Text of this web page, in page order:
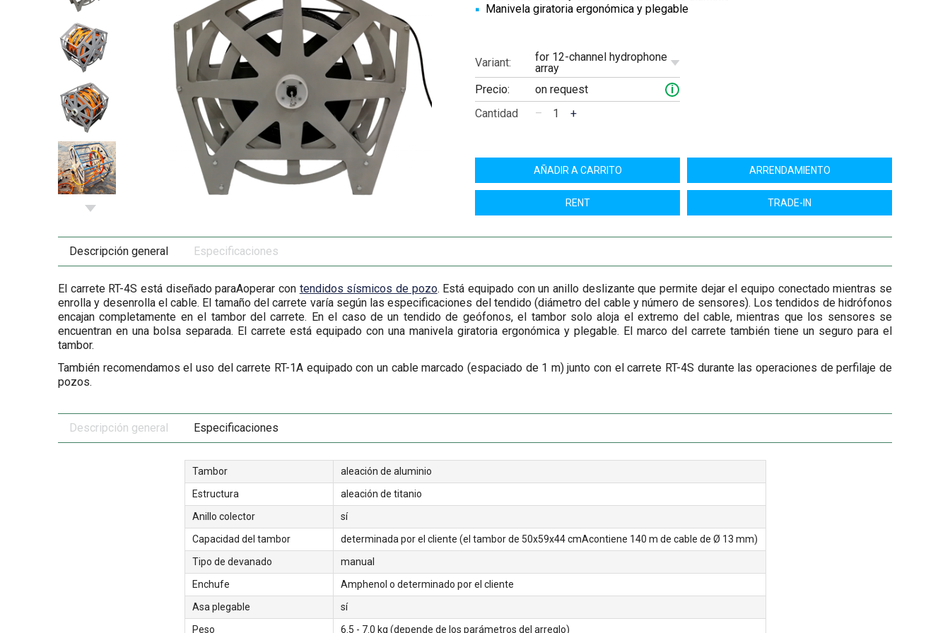
Manivela giratoria ergonómica y plegable
Variant:
for 12-channel hydrophone
array
Precio:
on request
i
Cantidad
– +
AÑADIR A CARRITO ARRENDAMIENTO
RENT TRADE-IN
Descripción general Especificaciones
El carrete RT-4S está diseñado paraAoperar con tendidos sísmicos de pozo. Está equipado con un anillo deslizante que permite dejar el equipo conectado mientras se
enrolla y desenrolla el cable. El tamaño del carrete varía según las especificaciones del tendido (diámetro del cable y número de sensores). Los tendidos de hidrófonos
encajan completamente en el tambor del carrete. En el caso de un tendido de geófonos, el tambor solo aloja el extremo del cable, mientras que los sensores se
encuentran en una bolsa separada. El carrete está equipado con una manivela giratoria ergonómica y plegable. El marco del carrete también tiene un seguro para el
tambor.
También recomendamos el uso del carrete RT-1A equipado con un cable marcado (espaciado de 1 m) junto con el carrete RT-4S durante las operaciones de perfilaje de
pozos.
Descripción general Especificaciones
Tambor
aleación de aluminio
Estructura
aleación de titanio
Anillo colector
sí
Capacidad del tambor
determinada por el cliente (el tambor de 50x59x44 cmAcontiene 140 m de cable de Ø 13 mm)
Tipo de devanado
manual
Enchufe
Amphenol o determinado por el cliente
Asa plegable
sí
Peso
6.5 - 7.0 kg (depende de los parámetros del arreglo)